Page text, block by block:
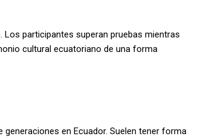
Los participantes superan pruebas mientras
cultural ecuatoriano de una forma
en Ecuador. Suelen tener forma